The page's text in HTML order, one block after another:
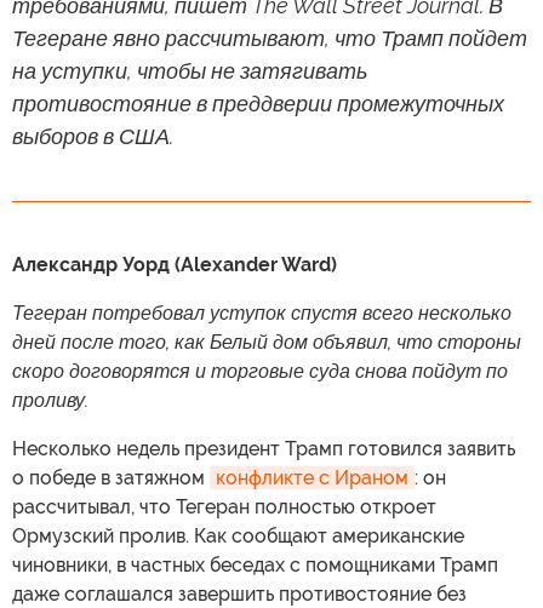
требованиями, пишет The Wall Street Journal. В
Тегеране явно рассчитывают, что Трамп пойдет
на уступки, чтобы не затягивать
противостояние в преддверии промежуточных
выборов в США.
Александр Уорд (Alexander Ward)
Тегеран потребовал уступок спустя всего несколько
дней после того, как Белый дом объявил, что стороны
скоро договорятся и торговые суда снова пойдут по
проливу.
Несколько недель президент Трамп готовился заявить
о победе в затяжном конфликте с Ираном : он
рассчитывал, что Тегеран полностью откроет
Ормузский пролив. Как сообщают американские
чиновники, в частных беседах с помощниками Трамп
даже соглашался завершить противостояние без